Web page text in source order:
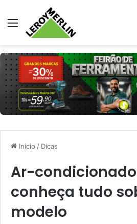
Menu
Início / Dicas
Ar-
conheça tudo
modelo